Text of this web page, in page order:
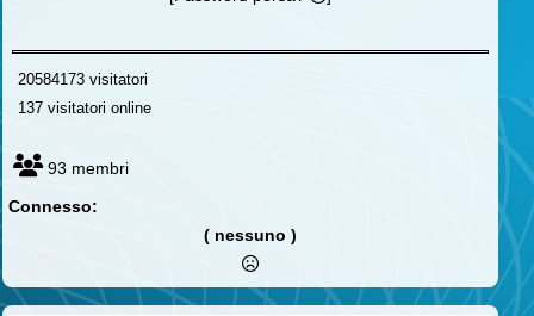
20584173 visitatori
137 visitatori online
93 membri
Connesso:
( nessuno )